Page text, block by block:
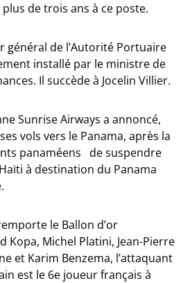
de trois ans à ce poste.
général de l’Autorité Portuaire
installé par le ministre de
Il succède à Jocelin Villier.
Sunrise Airways a annoncé,
vols vers le Panama, après la
panaméens de suspendre
à destination du Panama
le Ballon d’or
Kopa, Michel Platini, Jean-Pierre
et Karim Benzema, l’attaquant
est le 6e joueur français à